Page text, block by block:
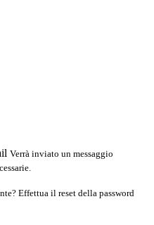
Verrà inviato un messaggio
Effettua il reset della password